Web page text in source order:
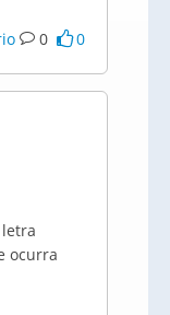
0 0
ocurra